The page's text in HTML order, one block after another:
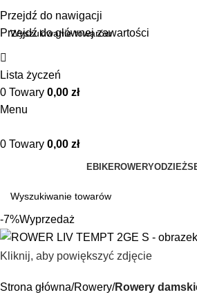
Przejdź do nawigacji
Przejdź do głównej zawartości
Lista życzeń
0 Towary 0,00 zł
Menu
0 Towary 0,00 zł
EBIKEROWERYODZIEŻ
-7%Wyprzedaż
Kliknij, aby powiększyć zdjęcie
Strona główna Rowery Rowery